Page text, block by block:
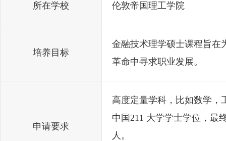
所在学校 伦敦帝国理工学院
培养目标
金融技术理学硕士课程旨在
革命中寻求职业发展。
申请要求
高度定量学科，比如数学，
中国211 大学学士学位，最
人。